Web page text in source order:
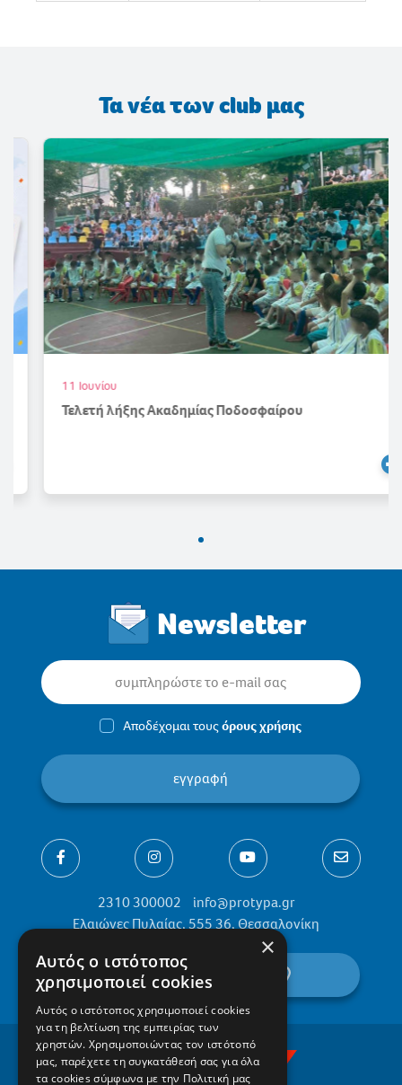
Τα νέα των club μας
11 Ιουνίου
Τελετή λήξης Ακαδημίας Ποδοσφαίρου
Newsletter
Αποδέχομαι τουςόρους χρήσης
εγγραφή
2310 300002
info@protypa.gr
Ελαιώνες Πυλαίας, 555 36, Θεσσαλονίκη
βρείτε μας στον χάρτη
×
Αυτός ο ιστότοπος
χρησιμοποιεί cookies
Αυτός ο ιστότοπος χρησιμοποιεί cookies
για τη βελτίωση της εμπειρίας των
χρηστών. Χρησιμοποιώντας τον ιστότοπό
μας, παρέχετε τη συγκατάθεσή σας για όλα
τα cookies σύμφωνα με την Πολιτική μας